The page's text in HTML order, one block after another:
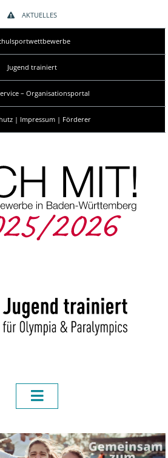
AKTUELLES
Jugend trainiert
– Organisationsportal
| Impressum | Förderer